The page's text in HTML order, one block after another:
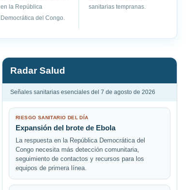
en la República
Democrática del Congo.
sanitarias tempranas.
Radar Salud
Señales sanitarias esenciales del 7 de agosto de 2026
RIESGO SANITARIO DEL DÍA
Expansión del brote de Ebola
La respuesta en la República Democrática del
Congo necesita más detección comunitaria,
seguimiento de contactos y recursos para los
equipos de primera línea.